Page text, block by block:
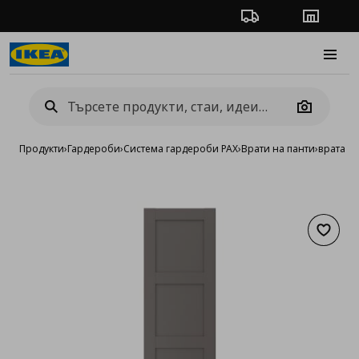
Проследяване на
Camera
Продукти›Гардероби›Система гардероби PAX›Врати на панти›врата